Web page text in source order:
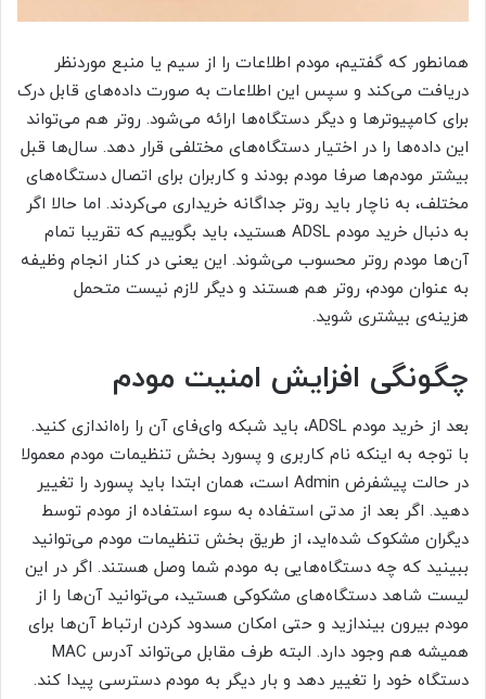
همانطور که گفتیم، مودم اطلاعات را از سیم یا منبع موردنظر
دریافت می‌کند و سپس این اطلاعات به صورت داده‌های قابل درک
برای کامپیوترها و دیگر دستگاه‌ها ارائه می‌شود. روتر هم می‌تواند
این داده‌ها را در اختیار دستگاه‌های مختلفی قرار دهد. سال‌ها قبل
بیشتر مودم‌ها صرفا مودم بودند و کاربران برای اتصال دستگاه‌های
مختلف، به ناچار باید روتر جداگانه خریداری می‌کردند. اما حالا اگر
به دنبال خرید مودم ADSL هستید، باید بگوییم که تقریبا تمام
آن‌ها مودم روتر محسوب می‌شوند. این یعنی در کنار انجام وظیفه
به عنوان مودم، روتر هم هستند و دیگر لازم نیست متحمل
هزینه‌ی بیشتری شوید.
چگونگی افزایش امنیت مودم
بعد از خرید مودم ADSL، باید شبکه وای‌فای آن را راه‌اندازی کنید.
با توجه به اینکه نام کاربری و پسورد بخش تنظیمات مودم معمولا
در حالت پیشفرض Admin است، همان ابتدا باید پسورد را تغییر
دهید. اگر بعد از مدتی استفاده به سوء استفاده از مودم توسط
دیگران مشکوک شده‌اید، از طریق بخش تنظیمات مودم می‌توانید
ببینید که چه دستگاه‌هایی به مودم شما وصل هستند. اگر در این
لیست شاهد دستگاه‌های مشکوکی هستید، می‌توانید آن‌ها را از
مودم بیرون بیندازید و حتی امکان مسدود کردن ارتباط آن‌ها برای
همیشه هم وجود دارد. البته طرف مقابل می‌تواند آدرس MAC
دستگاه خود را تغییر دهد و بار دیگر به مودم دسترسی پیدا کند.